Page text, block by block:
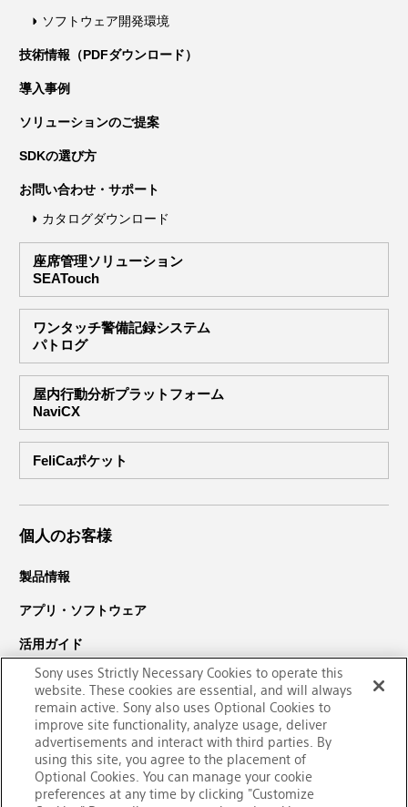
ソフトウェア開発環境
技術情報（PDFダウンロード）
導入事例
ソリューションのご提案
SDKの選び方
お問い合わせ・サポート
カタログダウンロード
座席管理ソリューション
SEATouch
ワンタッチ警備記録システム
パトログ
屋内行動分析プラットフォーム
NaviCX
FeliCaポケット
個人のお客様
製品情報
アプリ・ソフトウェア
活用ガイド
サポート・ダウンロード
PaSoRi（パソリ）についての
お問い合わせ
Sony uses Strictly Necessary Cookies to operate this
website. These cookies are essential, and will always
remain active. Sony also uses Optional Cookies to
improve site functionality, analyze usage, deliver
advertisements and interact with third parties. By
using this site, you agree to the placement of
Optional Cookies. You can manage your cookie
preferences at any time by clicking "Customize